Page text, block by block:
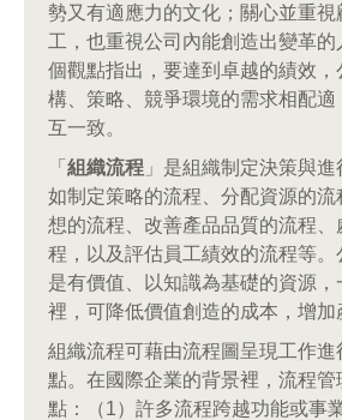
勢又有適應力的文化；關心並重視
工，也重視公司內能創造出變革
個觀點指出，要達到卓越的績效，
構、策略、競爭環境的需求相配適
互一致。
「 組織流程 」是組織制定決策與
如制定策略的流程、分配資源的
想的流程、改善產品品質的流程
程，以及評估員工績效的流程等。
是有價值、以知識為基礎的資源
裡，可降低價值創造的成本，增加
組織流程可藉由流程圖呈現工作
點。在國際企業的背景裡，流程管
點：（1）許多流程跨越功能或事